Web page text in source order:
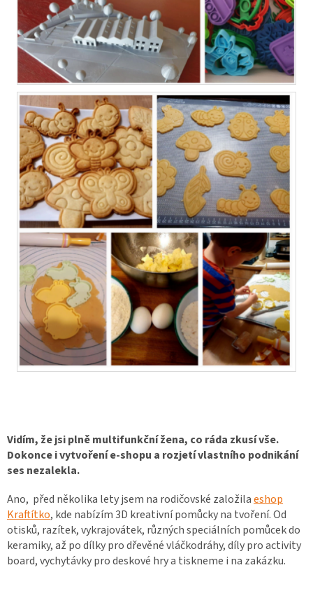
Vidím, že jsi plně multifunkční žena, co ráda zkusí vše.
Dokonce i vytvoření e-shopu a rozjetí vlastního podnikání
ses nezalekla.
Ano, před několika lety jsem na rodičovské založilaeshop
Kraftítko, kde nabízím 3D kreativní pomůcky na tvoření. Od
otisků, razítek, vykrajovátek, různých speciálních pomůcek do
keramiky, až po dílky prodřevěné vláčkodráhy, díly pro activity
board, vychytávky pro deskové hry a tiskneme i na zakázku.